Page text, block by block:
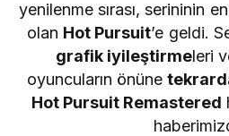
yenilenme sırası, serininin
olan Hot Pursuit’e geldi.
grafik iyileştirmeleri
oyuncuların önüne
Hot Pursuit Remastered